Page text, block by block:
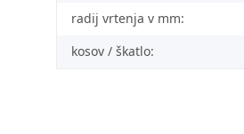
radij vrtenja v mm:
kosov / škatlo: